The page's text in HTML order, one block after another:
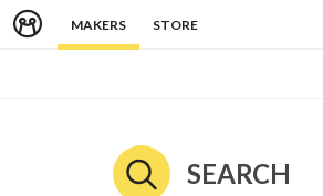
MAKERS STORE
SEARCH